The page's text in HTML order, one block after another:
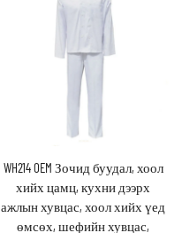
WH214 OEM Зочид буудал, хоол
хийх цамц, кухни дээрх
ажлын хувцас, хоол хийх үед
өмсөх, шефийн хувцас,